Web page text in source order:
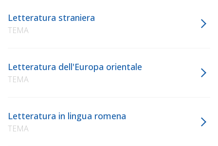
Letteratura straniera
TEMA
Letteratura dell'Europa orientale
TEMA
Letteratura in lingua romena
TEMA